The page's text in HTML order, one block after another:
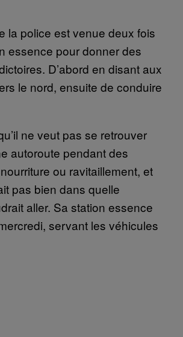
la police est venue deux fois
essence pour donner des
D’abord en disant aux
le nord, ensuite de conduire
ne veut pas se retrouver
autoroute pendant des
ou ravitaillement, et
pas bien dans quelle
aller. Sa station essence
servant les véhicules